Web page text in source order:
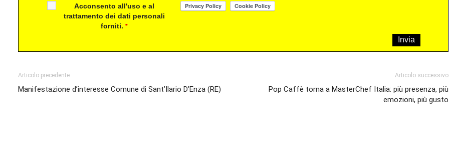
Acconsento all'uso e al
trattamento dei dati personali
forniti.*
Articolo precedente
Manifestazione d’interesse Comune di Sant’Ilario D’Enza (RE)
Articolo successivo
Pop Caffè torna a MasterChef Italia: più presenza, più
emozioni, più gusto